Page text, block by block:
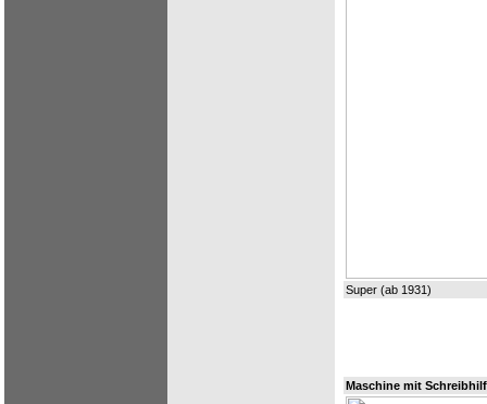
Super (ab 1931)
Maschine mit